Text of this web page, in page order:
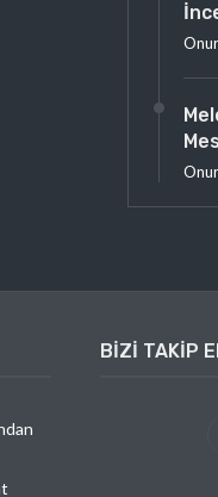
BIZI TAKIP